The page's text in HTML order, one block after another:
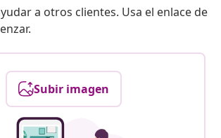
a otros clientes. Usa el enlace de
Subir imagen